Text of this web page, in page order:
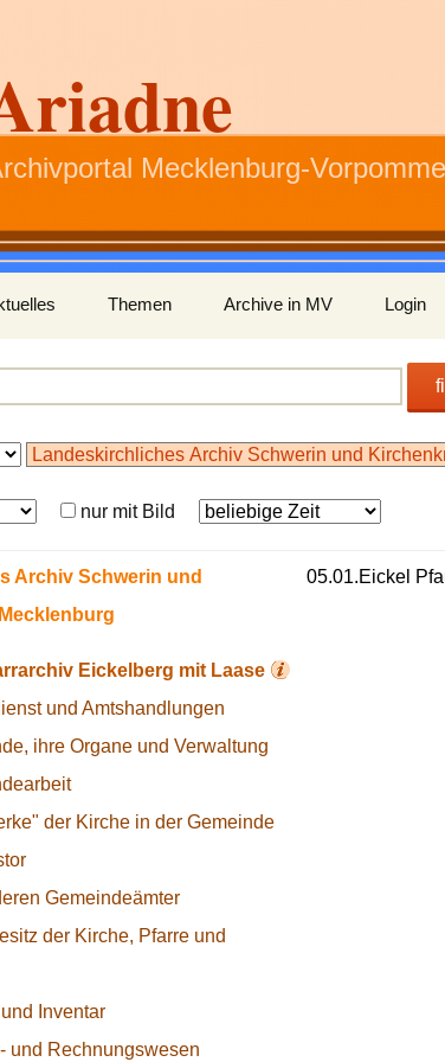
Mecklenburg-
Themen Archive in MV Login
nur mit Bild
Archiv Schwerin und
Eickelberg mit Laase
und Amtshandlungen
ihre Organe und Verwaltung
der Kirche in der Gemeinde
Gemeindeämter
der Kirche, Pfarre und
Inventar
und Rechnungswesen
05.01.Eickel